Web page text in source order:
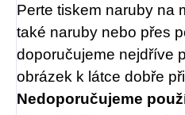
Perte tiskem naruby na
také naruby nebo přes
doporučujeme nejdříve
obrázek k látce dobře
Nedoporučujeme